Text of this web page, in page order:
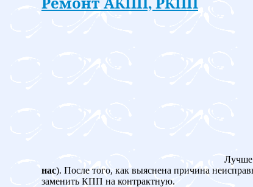
Лучше
нас). После того, как выяснена причина
заменить КПП на контрактную.